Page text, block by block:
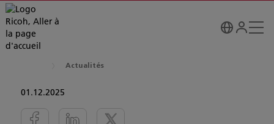
Actualités
01.12.2025